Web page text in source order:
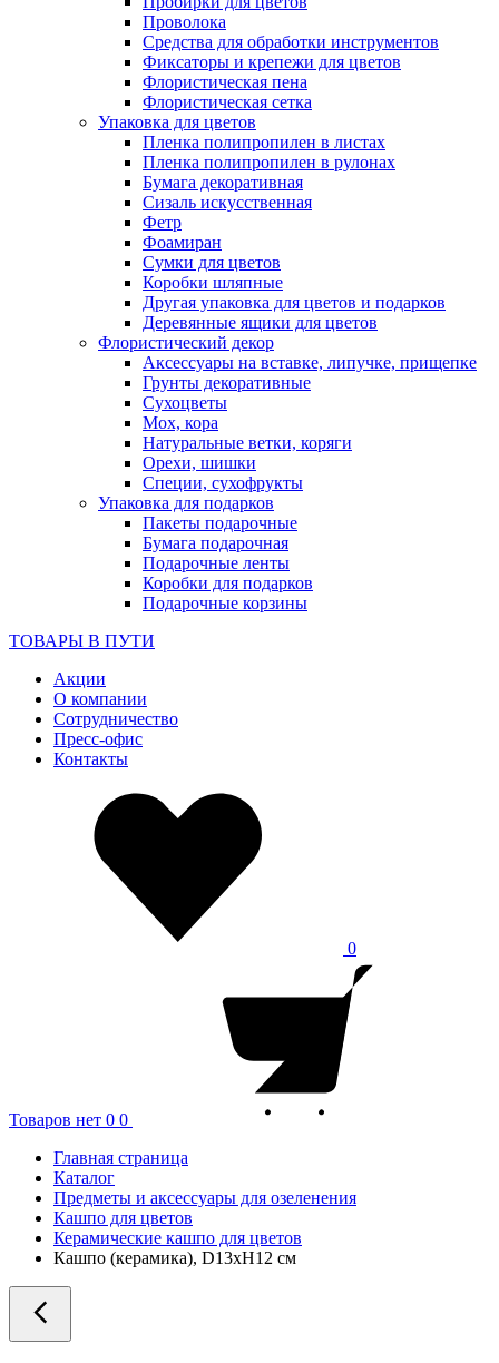
Проволока
Средства для обработки инструментов
Фиксаторы и крепежи для цветов
Флористическая пена
Флористическая сетка
Упаковка для цветов
Пленка полипропилен в листах
Пленка полипропилен в рулонах
Бумага декоративная
Сизаль искусственная
Фетр
Фоамиран
Сумки для цветов
Коробки шляпные
Другая упаковка для цветов и подарков
Деревянные ящики для цветов
Флористический декор
Аксессуары на вставке, липучке, прищепке
Грунты декоративные
Сухоцветы
Мох, кора
Натуральные ветки, коряги
Орехи, шишки
Специи, сухофрукты
Упаковка для подарков
Пакеты подарочные
Бумага подарочная
Подарочные ленты
Коробки для подарков
Подарочные корзины
ТОВАРЫ В ПУТИ
Акции
О компании
Сотрудничество
Пресс-офис
Контакты
0
Товаров нет 0 0
Главная страница
Каталог
Предметы и аксессуары для озеленения
Кашпо для цветов
Керамические кашпо для цветов
Кашпо (керамика), D13xH12 см